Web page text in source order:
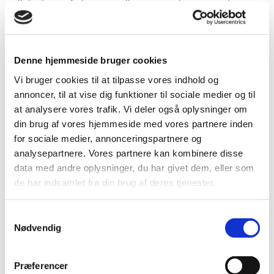
Denne hjemmeside bruger cookies
Vi bruger cookies til at tilpasse vores indhold og
annoncer, til at vise dig funktioner til sociale medier og til
at analysere vores trafik. Vi deler også oplysninger om
din brug af vores hjemmeside med vores partnere inden
for sociale medier, annonceringspartnere og
analysepartnere. Vores partnere kan kombinere disse
data med andre oplysninger, du har givet dem, eller som
de har indsamlet fra din brug af deres tjenester.
Nødvendig
Præferencer
ulighedens erfaringer – mellem mennesker, generationer
og livsvilkår.
og leder af Magtudredningen 2.0, og en særlig gæst, der
Entré inkl. en fyraftensdrink: 75 kr. / 50 kr. for studerende
ellermedlemmer af Grundtvigsk Forum.
Vil du være en del af fællesskabet? Få
vores nyhedsbrev tilsendt direkte til